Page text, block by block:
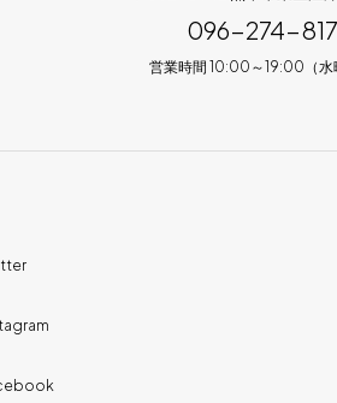
096-274-
営業時間 10:00～19:00（水